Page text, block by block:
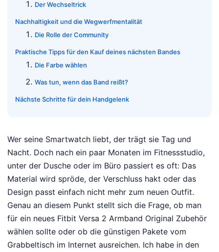
Der Wechseltrick
Nachhaltigkeit und die Wegwerfmentalität
Die Rolle der Community
Praktische Tipps für den Kauf deines nächsten Bandes
Die Farbe wählen
Was tun, wenn das Band reißt?
Nächste Schritte für dein Handgelenk
Wer seine Smartwatch liebt, der trägt sie Tag und
Nacht. Doch nach ein paar Monaten im Fitnessstudio,
unter der Dusche oder im Büro passiert es oft: Das
Material wird spröde, der Verschluss hakt oder das
Design passt einfach nicht mehr zum neuen Outfit.
Genau an diesem Punkt stellt sich die Frage, ob man
für ein neues Fitbit Versa 2 Armband Original Zubehör
wählen sollte oder ob die günstigen Pakete vom
Grabbeltisch im Internet ausreichen. Ich habe in den